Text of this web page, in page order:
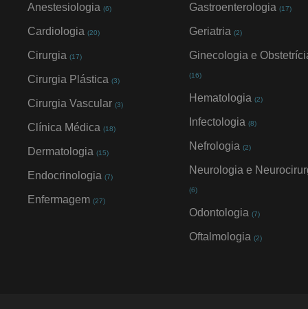
Anestesiologia (6)
Cardiologia (20)
Cirurgia (17)
Cirurgia Plástica (3)
Cirurgia Vascular (3)
Clínica Médica (18)
Dermatologia (15)
Endocrinologia (7)
Enfermagem (27)
Gastroenterologia (17)
Geriatria (2)
Ginecologia e
(16)
Hematologia (2)
Infectologia (8)
Nefrologia (2)
Neurologia e
(6)
Odontologia (7)
Oftalmologia (2)